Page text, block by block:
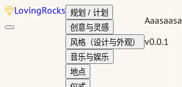
LovingRocks 规划 / 计划
创意与灵感
风格（设计与外观）
音乐与娱乐
地点
Aaasaasa
v0.0.1